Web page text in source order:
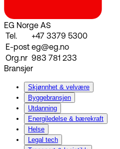
EG Norge AS
Tel.
+47 3379 5300
E-post eg@eg.no
Org.nr 983 781 233
Bransjer
Skjønnhet & velvære
Byggebransjen
Utdanning
Energiledelse & bærekraft
Helse
Legal tech